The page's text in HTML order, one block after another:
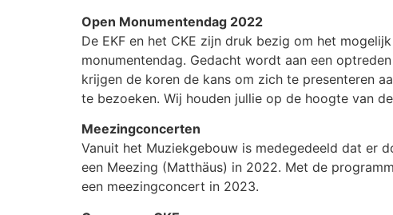
Open Monumentendag 2022
De EKF en het CKE zijn druk bezig om het
monumentendag. Gedacht wordt aan een
krijgen de koren de kans om zich te presenteren
te bezoeken. Wij houden jullie op de hoogte van
Meezingconcerten
Vanuit het Muziekgebouw is medegedeeld dat er
een Meezing (Matthäus) in 2022. Met de
een meezingconcert in 2023.